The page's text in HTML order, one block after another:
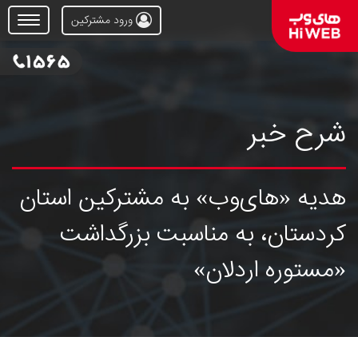
Open
Menu
ورود مشترکین
شرح خبر
هدیه «های‌وب» به مشترکین استان
کردستان، به مناسبت بزرگداشت
«مستوره اردلان»